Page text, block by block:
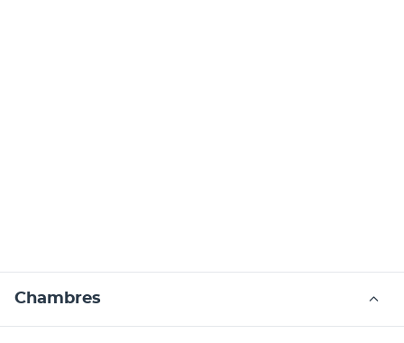
Chambres